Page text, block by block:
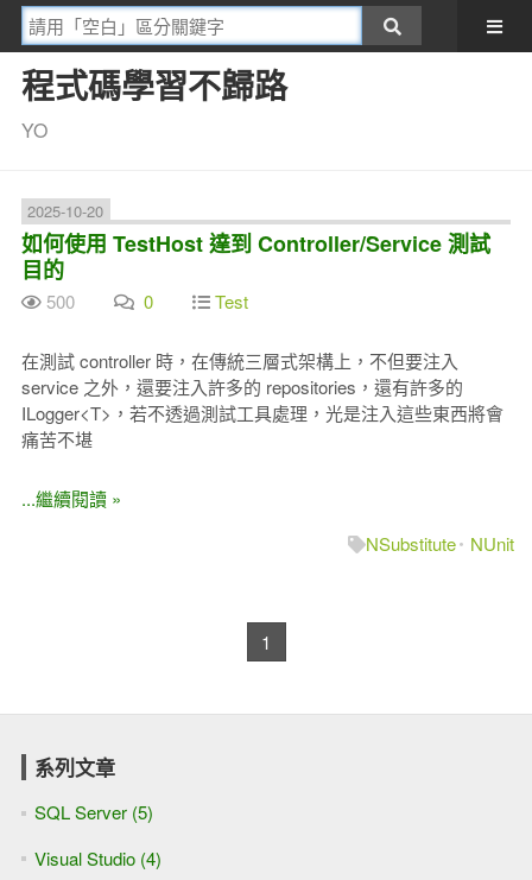
程式碼學習不歸路
YO
2025-10-20
如何使用 TestHost 達到 Controller/Service 測試
目的
500 0 Test
在測試 controller 時，在傳統三層式架構上，不但要注入
service 之外，還要注入許多的 repositories，還有許多的
ILogger<T>，若不透過測試工具處理，光是注入這些東西將會
痛苦不堪
...繼續閱讀 »
NSubstitute
NUnit
1
系列文章
SQL Server (5)
Visual Studio (4)